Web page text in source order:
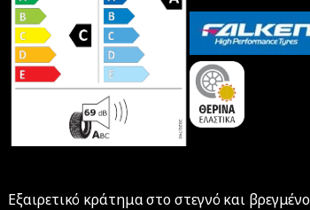
Εξαιρετικό κράτημα στο στεγνό και